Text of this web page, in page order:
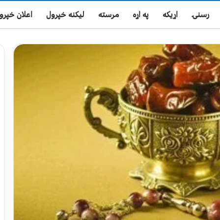
رسنۍ اړیکه په اړه مرسته لیکنه خپرول اعلان